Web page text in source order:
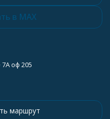
в MAX
оф 205
маршрут